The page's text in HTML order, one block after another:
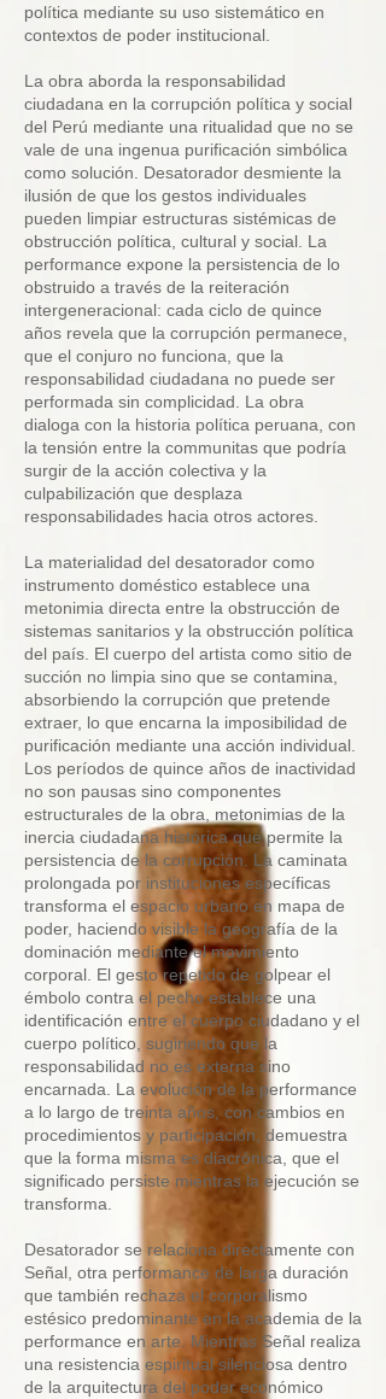
política mediante su uso sistemático en
contextos de poder institucional.
La obra aborda la responsabilidad
ciudadana en la corrupción política y social
del Perú mediante una ritualidad que no se
vale de una ingenua purificación simbólica
como solución. Desatorador desmiente la
ilusión de que los gestos individuales
pueden limpiar estructuras sistémicas de
obstrucción política, cultural y social. La
performance expone la persistencia de lo
obstruido a través de la reiteración
intergeneracional: cada ciclo de quince
años revela que la corrupción permanece,
que el conjuro no funciona, que la
responsabilidad ciudadana no puede ser
performada sin complicidad. La obra
dialoga con la historia política peruana, con
la tensión entre la communitas que podría
surgir de la acción colectiva y la
culpabilización que desplaza
responsabilidades hacia otros actores.
La materialidad del desatorador como
instrumento doméstico establece una
metonimia directa entre la obstrucción de
sistemas sanitarios y la obstrucción política
del país. El cuerpo del artista como sitio de
succión no limpia sino que se contamina,
absorbiendo la corrupción que pretende
extraer, lo que encarna la imposibilidad de
purificación mediante una acción individual.
Los períodos de quince años de inactividad
no son pausas sino componentes
estructurales de la obra, metonimias de la
inercia ciudadana histórica que permite la
persistencia de la corrupción. La caminata
prolongada por instituciones específicas
transforma el espacio urbano en mapa de
poder, haciendo visible la geografía de la
dominación mediante el movimiento
corporal. El gesto repetido de golpear el
émbolo contra el pecho establece una
identificación entre el cuerpo ciudadano y el
cuerpo político, sugiriendo que la
responsabilidad no es externa sino
encarnada. La evolución de la performance
a lo largo de treinta años, con cambios en
procedimientos y participación, demuestra
que la forma misma es diacrónica, que el
significado persiste mientras la ejecución se
transforma.
Desatorador se relaciona directamente con
Señal, otra performance de larga duración
que también rechaza el corporalismo
estésico predominante en la academia de la
performance en arte. Mientras Señal realiza
una resistencia espiritual silenciosa dentro
de la arquitectura del poder económico